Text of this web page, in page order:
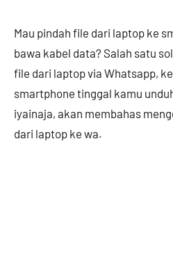
Mau pindah file dari laptop ke
bawa kabel data? Salah satu
file dari laptop via Whatsapp,
smartphone tinggal kamu
iyainaja, akan membahas
dari laptop ke wa.